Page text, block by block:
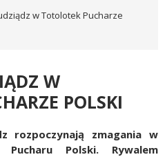
w Totolotek Pucharze
W
POLSKI
rozpoczynają zmagania w
Polski. Rywalem